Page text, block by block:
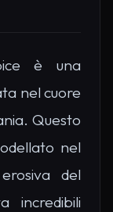
è una
nel cuore
Questo
nel
del
incredibili